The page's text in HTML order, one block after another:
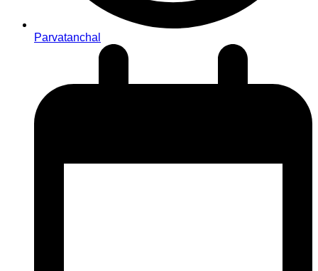
Parvatanchal